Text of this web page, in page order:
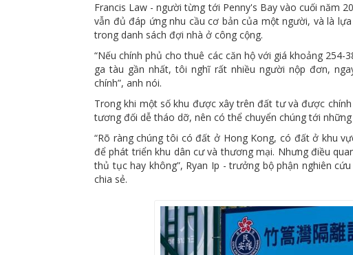
Francis Law - người từng tới Penny's Bay vào cuối năm
vẫn đủ đáp ứng nhu cầu cơ bản của một người, và là
trong danh sách đợi nhà ở công cộng.
“Nếu chính phủ cho thuê các căn hộ với giá khoảng
ga tàu gần nhất, tôi nghĩ rất nhiều người nộp đơn,
chính”, anh nói.
Trong khi một số khu được xây trên đất tư và được
tương đối dễ tháo dỡ, nên có thể chuyển chúng tới
“Rõ ràng chúng tôi có đất ở Hong Kong, có đất ở khu
để phát triển khu dân cư và thương mại. Nhưng điều
thủ tục hay không”, Ryan Ip - trưởng bộ phận nghiên
chia sẻ.